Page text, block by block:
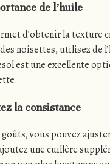
de l’huile
d’obtenir la texture
noisettes, utilisez de
est une excellente
la consistance
goûts, vous pouvez
une cuillère